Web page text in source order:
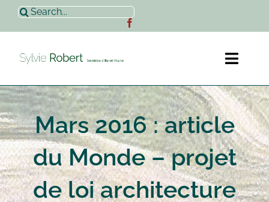
Passer
contenu
Rechercher:
Accueil
Sylvie Robert
Actualités
Mars 2016 : article
du Monde – projet
de loi architecture